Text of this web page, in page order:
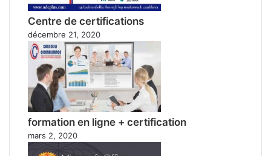
Centre de certifications
décembre 21, 2020
formation en ligne + certification
mars 2, 2020